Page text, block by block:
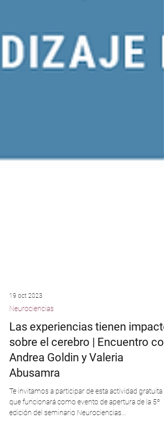
19 oct 2023
Neurociencias
Las experiencias tienen impacto
sobre el cerebro | Encuentro con
Andrea Goldin y Valeria
Abusamra